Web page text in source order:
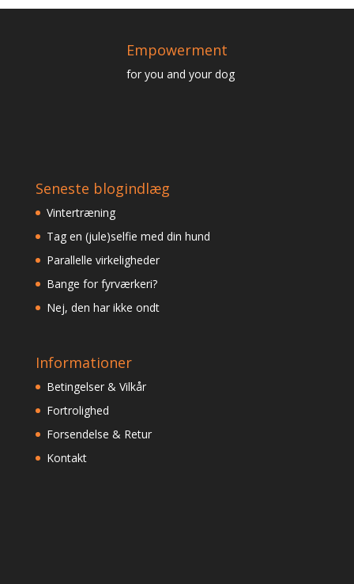
Empowerment
for you and your dog
Seneste blogindlæg
Vintertræning
Tag en (jule)selfie med din hund
Parallelle virkeligheder
Bange for fyrværkeri?
Nej, den har ikke ondt
Informationer
Betingelser & Vilkår
Fortrolighed
Forsendelse & Retur
Kontakt